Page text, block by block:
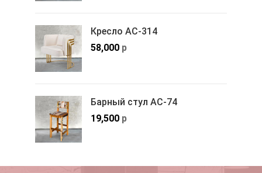
Кресло АС-314
58,000 р
Барный стул АС-74
19,500 р